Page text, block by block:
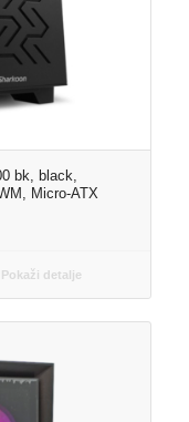
bk, black,
Micro-ATX
Pokaži detalje